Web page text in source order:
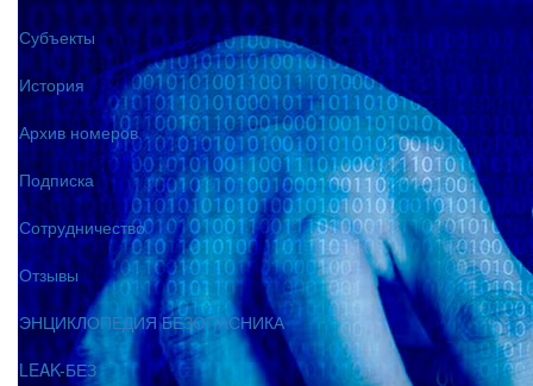
Субъекты
История
Архив номеров
Подписка
Сотрудничество
Отзывы
ЭНЦИКЛОПЕДИЯ БЕЗОПАСНИКА
LEAK-БЕЗ